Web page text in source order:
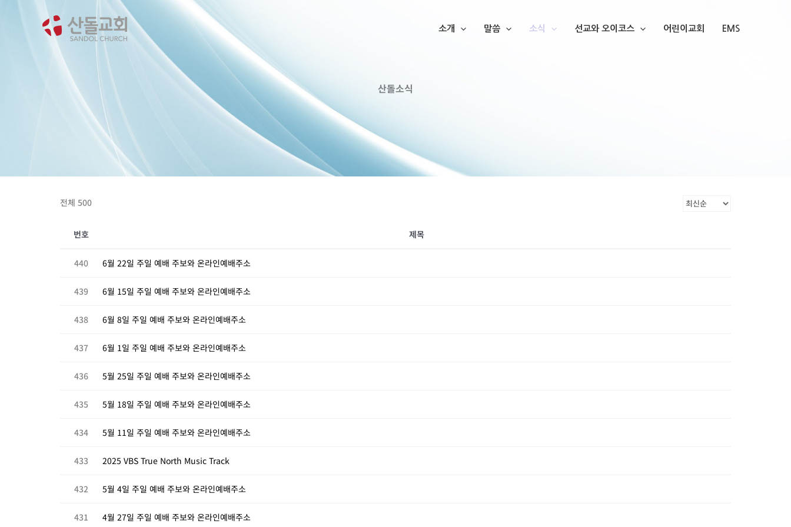
소개 말씀 소식 선교와 오이코스 어린이교회 EMS
산돌소식
전체 500
번호 제목
440 6월 22일 주일 예배 주보와 온라인예배주소
439 6월 15일 주일 예배 주보와 온라인예배주소
438 6월 8일 주일 예배 주보와 온라인예배주소
437 6월 1일 주일 예배 주보와 온라인예배주소
436 5월 25일 주일 예배 주보와 온라인예배주소
435 5월 18일 주일 예배 주보와 온라인예배주소
434 5월 11일 주일 예배 주보와 온라인예배주소
433 2025 VBS True North Music Track
432 5월 4일 주일 예배 주보와 온라인예배주소
431 4월 27일 주일 예배 주보와 온라인예배주소